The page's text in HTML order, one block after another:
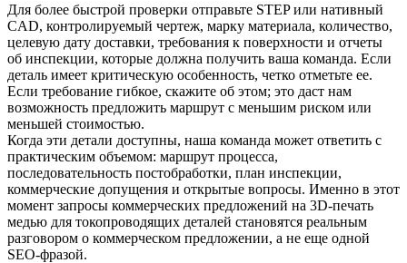
Для более быстрой проверки отправьте STEP или нативный
CAD, контролируемый чертеж, марку материала, количество,
целевую дату доставки, требования к поверхности и отчеты
об инспекции, которые должна получить ваша команда. Если
деталь имеет критическую особенность, четко отметьте ее.
Если требование гибкое, скажите об этом; это даст нам
возможность предложить маршрут с меньшим риском или
меньшей стоимостью.
Когда эти детали доступны, наша команда может ответить с
практическим объемом: маршрут процесса,
последовательность постобработки, план инспекции,
коммерческие допущения и открытые вопросы. Именно в этот
момент запросы коммерческих предложений на 3D-печать
медью для токопроводящих деталей становятся реальным
разговором о коммерческом предложении, а не еще одной
SEO-фразой.